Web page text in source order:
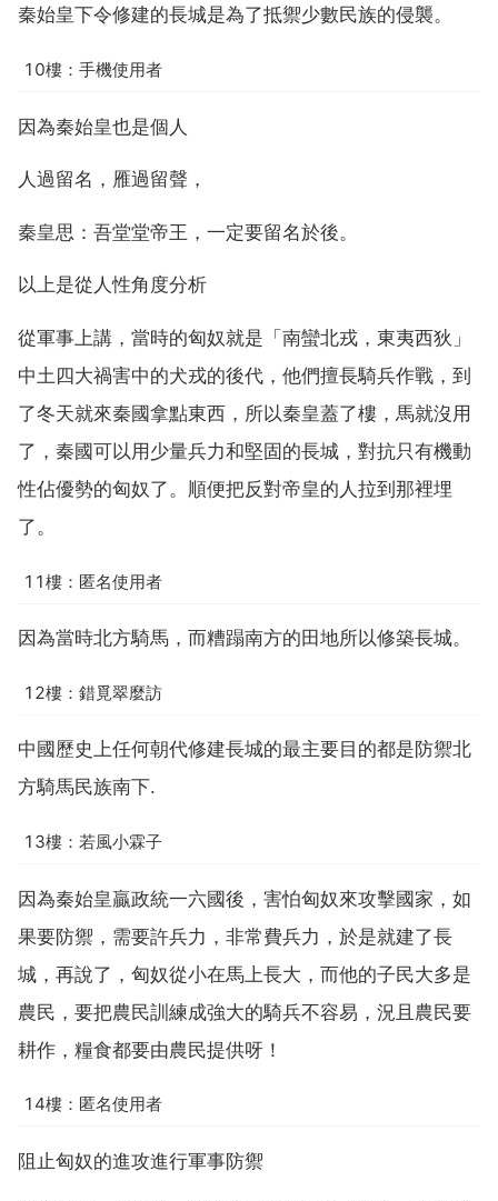
秦始皇下令修建的長城是為了抵禦少數民族的侵襲。
10樓：手機使用者
因為秦始皇也是個人
人過留名，雁過留聲，
秦皇思：吾堂堂帝王，一定要留名於後。
以上是從人性角度分析
從軍事上講，當時的匈奴就是「南蠻北戎，東夷西狄」
中土四大禍害中的犬戎的後代，他們擅長騎兵作戰，到
了冬天就來秦國拿點東西，所以秦皇蓋了樓，馬就沒用
了，秦國可以用少量兵力和堅固的長城，對抗只有機動
性佔優勢的匈奴了。順便把反對帝皇的人拉到那裡埋
了。
11樓：匿名使用者
因為當時北方騎馬，而糟蹋南方的田地所以修築長城。
12樓：錯覓翠麼訪
中國歷史上任何朝代修建長城的最主要目的都是防禦北
方騎馬民族南下.
13樓：若風小霖子
因為秦始皇贏政統一六國後，害怕匈奴來攻擊國家，如
果要防禦，需要許兵力，非常費兵力，於是就建了長
城，再說了，匈奴從小在馬上長大，而他的子民大多是
農民，要把農民訓練成強大的騎兵不容易，況且農民要
耕作，糧食都要由農民提供呀！
14樓：匿名使用者
阻止匈奴的進攻進行軍事防禦